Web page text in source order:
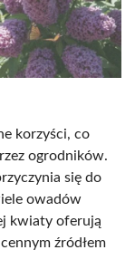
korzyści, co
ogrodników.
się do
owadów
kwiaty oferują
źródłem